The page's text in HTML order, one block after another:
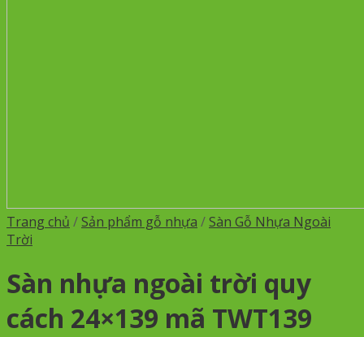
Trang chủ /Sản phẩm gỗ nhựa /Sàn Gỗ Nhựa Ngoài
Trời
Sàn nhựa ngoài trời quy
cách 24×139 mã TWT139